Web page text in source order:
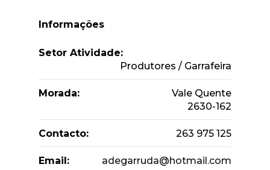
Informações
Setor Atividade:
Produtores / Garrafeira
Morada:
Vale Quente
2630-162
Contacto: 263 975 125
Email: adegarruda@hotmail.com